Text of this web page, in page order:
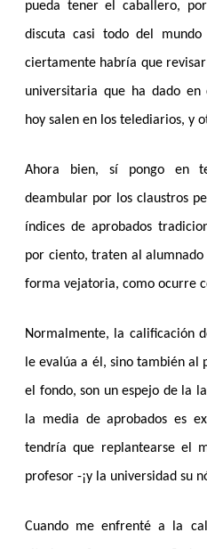
pueda tener el caballero,
discuta casi todo del
ciertamente habría que
universitaria que ha dado en
hoy salen en los telediarios, y
Ahora bien, sí pongo en
deambular por los claustros
índices de aprobados
por ciento, traten al
forma vejatoria, como ocurre
Normalmente, la calificación
le evalúa a él, sino también al
el fondo, son un espejo de la
la media de aprobados es
tendría que replantearse el
profesor -¡y la universidad su
Cuando me enfrenté a la